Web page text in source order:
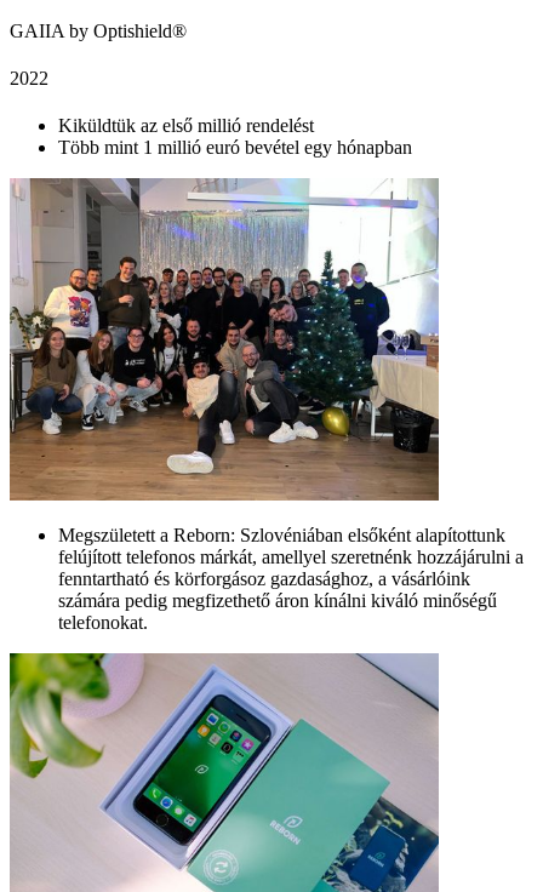
GAIIA by Optishield®
2022
Kiküldtük az első millió rendelést
Több mint 1 millió euró bevétel egy hónapban
Megszületett a Reborn: Szlovéniában elsőként alapítottunk
felújított telefonos márkát, amellyel szeretnénk hozzájárulni a
fenntartható és körforgásoz gazdasághoz, a vásárlóink
számára pedig megfizethető áron kínálni kiváló minőségű
telefonokat.